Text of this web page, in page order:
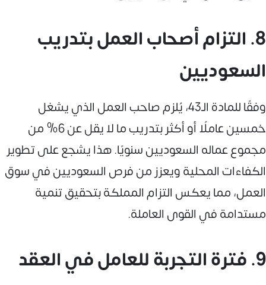
8. التزام أصحاب العمل بتدريب
السعوديين
وفقًا للمادة الـ43، يُلزم صاحب العمل الذي يشغل
خمسين عاملًا أو أكثر بتدريب ما لا يقل عن 6% من
مجموع عماله السعوديين سنويًا. هذا يشجع على تطوير
الكفاءات المحلية ويعزز من فرص السعوديين في سوق
العمل، مما يعكس التزام المملكة بتحقيق تنمية
مستدامة في القوى العاملة.
9. فترة التجربة للعامل في العقد